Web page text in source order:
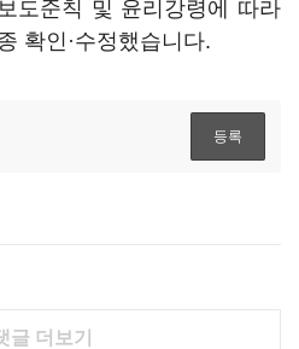
도준칙 및 윤리강령에 따라
확인·수정했습니다.
글 더보기